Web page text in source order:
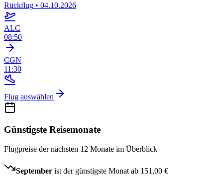
Rückflug • 04.10.2026
ALC
08:50
CGN
11:30
Flug auswählen
Günstigste Reisemonate
Flugpreise der nächsten 12 Monate im Überblick
September ist der günstigste Monat ab 151,00 €